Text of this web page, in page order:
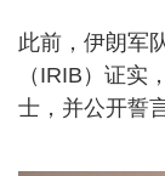
此前，伊朗军
（IRIB）证实
士，并公开誓